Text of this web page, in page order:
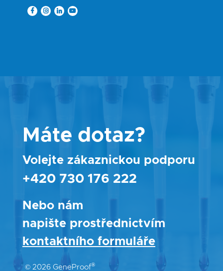
Máte dotaz?
Volejte zákaznickou podporu
+420 730 176 222
Nebo nám
napište prostřednictvím
kontaktního formuláře
© 2026 GeneProof®